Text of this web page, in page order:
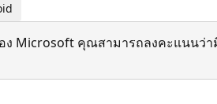
Microsoft คุณสามารถลงคะแนนว่